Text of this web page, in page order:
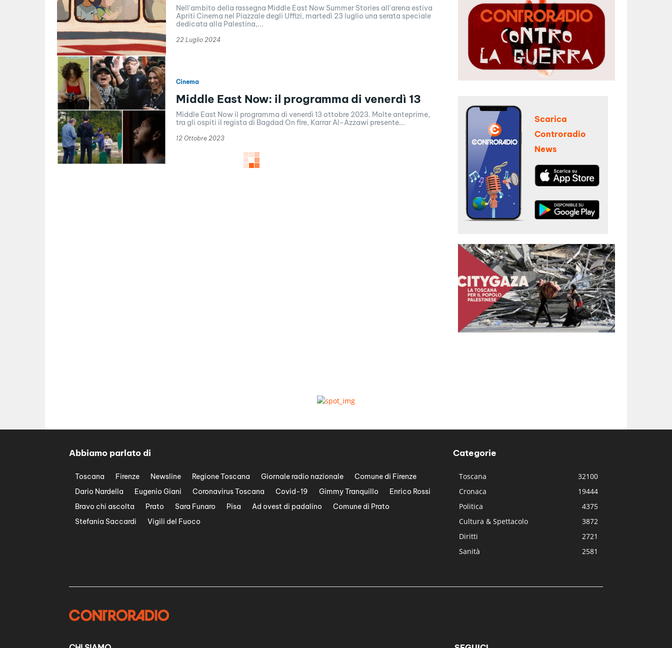
Nell'ambito della rassegna Middle East Now Summer Stories all'arena estiva
Apriti Cinema nel Piazzale degli Uffizi, martedì 23 luglio una serata speciale
dedicata alla Palestina,...
22 Luglio 2024
Cinema
Middle East Now: il programma di venerdì 13
Middle East Now il programma di venerdì 13 ottobre 2023. Molte anteprime,
tra gli ospiti il regista di Bagdad On fire, Karrar Al-Azzawi presente...
12 Ottobre 2023
Scarica
Controradio
News
Abbiamo parlato di
Toscana Firenze Newsline Regione Toscana Giornale radio nazionale
Comune di Firenze
Dario Nardella
Eugenio Giani Coronavirus Toscana Covid-19 Gimmy Tranquillo
Enrico Rossi
Bravo chi ascolta
Prato Sara Funaro Pisa Ad ovest di padalino
Comune di Prato
Stefania Saccardi
Vigili del Fuoco
Categorie
Toscana
32100
Cronaca
19444
Politica
4375
Cultura & Spettacolo
3872
Diritti
2721
Sanità
2581